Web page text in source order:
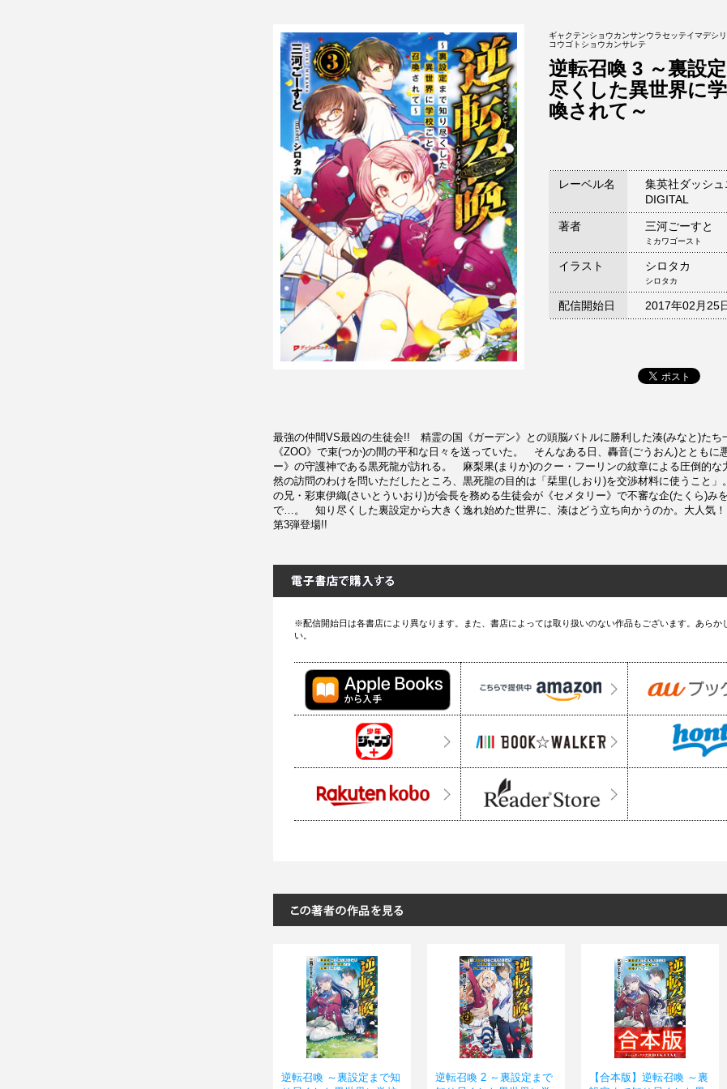
ギャクテンショウカンサンウラセッテイマデシ
コウゴトショウカンサレテ
逆転召喚 3 ～裏設
尽くした異世界に
喚されて～
レーベル名
集英社ダッシ
DIGITAL
著者 三河ごーすと
ミカワゴースト
イラスト シロタカ
シロタカ
配信開始日 2017年02月25
最強の仲間VS最凶の生徒会!! 精霊の国《ガーデン》との頭脳バトルに勝利した湊(みなと)たち
《ZOO》で束(つか)の間の平和な日々を送っていた。 そんなある日、轟音(ごうおん)とともに
ー》の守護神である黒死龍が訪れる。 麻梨果(まりか)のクー・フーリンの紋章による圧倒的な
然の訪問のわけを問いただしたところ、黒死龍の目的は「栞里(しおり)を交渉材料に使うこと
の兄・彩東伊織(さいとういおり)が会長を務める生徒会が《セメタリー》で不審な企(たくら)み
で…。 知り尽くした裏設定から大きく逸れ始めた世界に、湊はどう立ち向かうのか。大人気
第3弾登場!!
※配信開始日は各書店により異なります。また、書店によっては取り扱いのない作品もございます。あらか
い。
逆転召喚 ～裏設定まで知
逆転召喚 2 ～裏設定まで
【合本版】逆転召喚 ～裏